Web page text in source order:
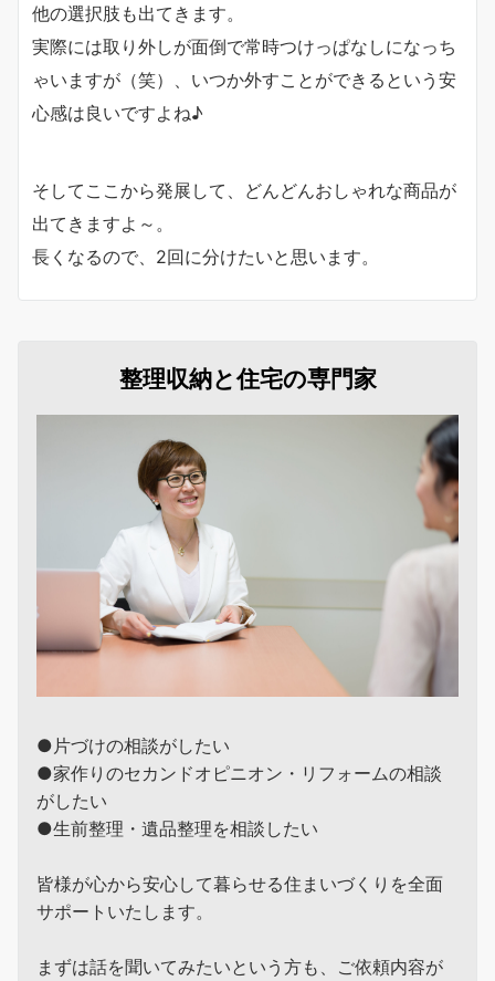
他の選択肢も出てきます。
実際には取り外しが面倒で常時つけっぱなしになっち
ゃいますが（笑）、いつか外すことができるという安
心感は良いですよね♪
そしてここから発展して、どんどんおしゃれな商品が
出てきますよ～。
長くなるので、2回に分けたいと思います。
整理収納と住宅の専門家
●片づけの相談がしたい
●家作りのセカンドオピニオン・リフォームの相談
がしたい
●生前整理・遺品整理を相談したい
皆様が心から安心して暮らせる住まいづくりを全面
サポートいたします。
まずは話を聞いてみたいという方も、ご依頼内容が